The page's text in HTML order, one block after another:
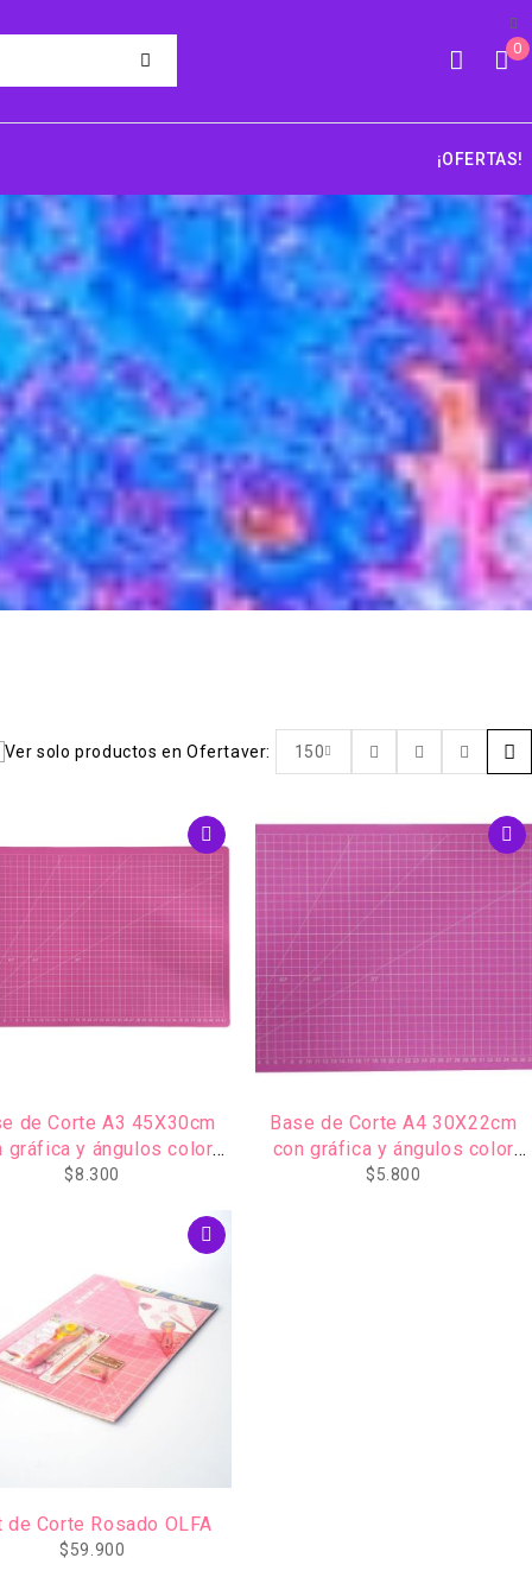
0
¡OFERTAS!
Ver solo productos en Ofertaver: 150
de Corte A3 45X30cm
gráfica y ángulos color
Rosado
$8.300
Base de Corte A4 30X22cm
con gráfica y ángulos color
Rosado
$5.800
de Corte Rosado OLFA
$59.900